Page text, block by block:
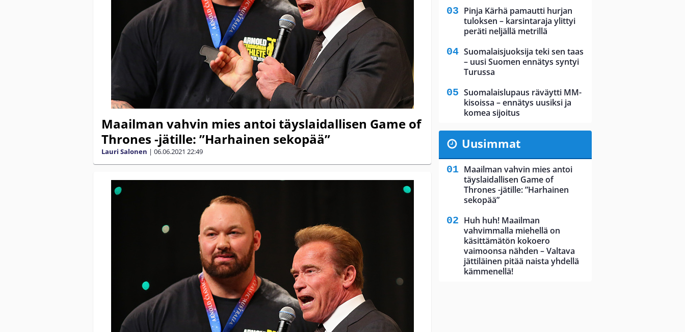
Maailman vahvin mies antoi täyslaidallisen Game of
Thrones -jätille: ”Harhainen sekopää”
Lauri Salonen | 06.06.2021 22:49
Pinja Kärhä pamautti hurjan
tuloksen – karsintaraja ylittyi
peräti neljällä metrillä
Suomalaisjuoksija teki sen taas
– uusi Suomen ennätys syntyi
Turussa
Suomalaislupaus räväytti MM-
kisoissa – ennätys uusiksi ja
komea sijoitus
Uusimmat
Maailman vahvin mies antoi
täyslaidallisen Game of
Thrones -jätille: ”Harhainen
sekopää”
Huh huh! Maailman
vahvimmalla miehellä on
käsittämätön kokoero
vaimoonsa nähden – Valtava
jättiläinen pitää naista yhdellä
kämmenellä!